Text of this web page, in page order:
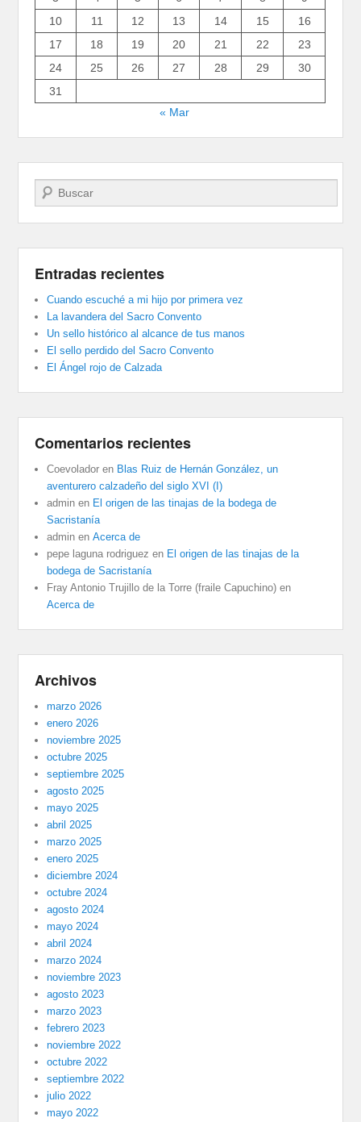
10
11 12 13 14 15
16
17
18 19 20 21 22
23
24
25 26 27 28 29
30
31
« Mar
Buscar
Entradas recientes
Cuando escuché a mi hijo por primera vez
La lavandera del Sacro Convento
Un sello histórico al alcance de tus manos
El sello perdido del Sacro Convento
El Ángel rojo de Calzada
Comentarios recientes
Coevolador en Blas Ruiz de Hernán González, un
aventurero calzadeño del siglo XVI (I)
admin en El origen de las tinajas de la bodega de
Sacristanía
admin enAcerca de
pepe laguna rodriguez en El origen de las tinajas de la
bodega de Sacristanía
Fray Antonio Trujillo de la Torre (fraile Capuchino) en
Acerca de
Archivos
marzo 2026
enero 2026
noviembre 2025
octubre 2025
septiembre 2025
agosto 2025
mayo 2025
abril 2025
marzo 2025
enero 2025
diciembre 2024
octubre 2024
agosto 2024
mayo 2024
abril 2024
marzo 2024
noviembre 2023
agosto 2023
marzo 2023
febrero 2023
noviembre 2022
octubre 2022
septiembre 2022
julio 2022
mayo 2022